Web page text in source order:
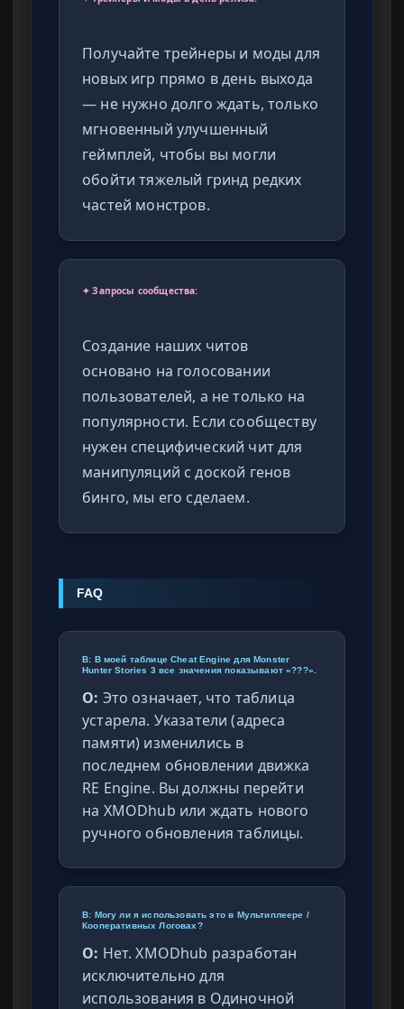
Получайте трейнеры и моды для
новых игр прямо в день выхода
— не нужно долго ждать, только
мгновенный улучшенный
геймплей, чтобы вы могли
обойти тяжелый гринд редких
частей монстров.
✦ Запросы сообщества:
Создание наших читов
основано на голосовании
пользователей, а не только на
популярности. Если сообществу
нужен специфический чит для
манипуляций с доской генов
бинго, мы его сделаем.
FAQ
В: В моей таблице Cheat Engine для Monster
Hunter Stories 3 все значения показывают «???».
О: Это означает, что таблица
устарела. Указатели (адреса
памяти) изменились в
последнем обновлении движка
RE Engine. Вы должны перейти
на XMODhub или ждать нового
ручного обновления таблицы.
В: Могу ли я использовать это в Мультиплеере /
Кооперативных Логовах?
О: Нет. XMODhub разработан
исключительно для
использования в Одиночной